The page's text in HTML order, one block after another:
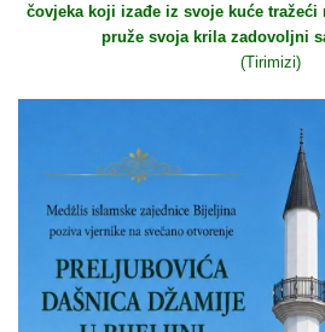
čovjeka koji izađe iz svoje kuće tražeći
pruže svoja krila zadovoljni
(Tirimizi)